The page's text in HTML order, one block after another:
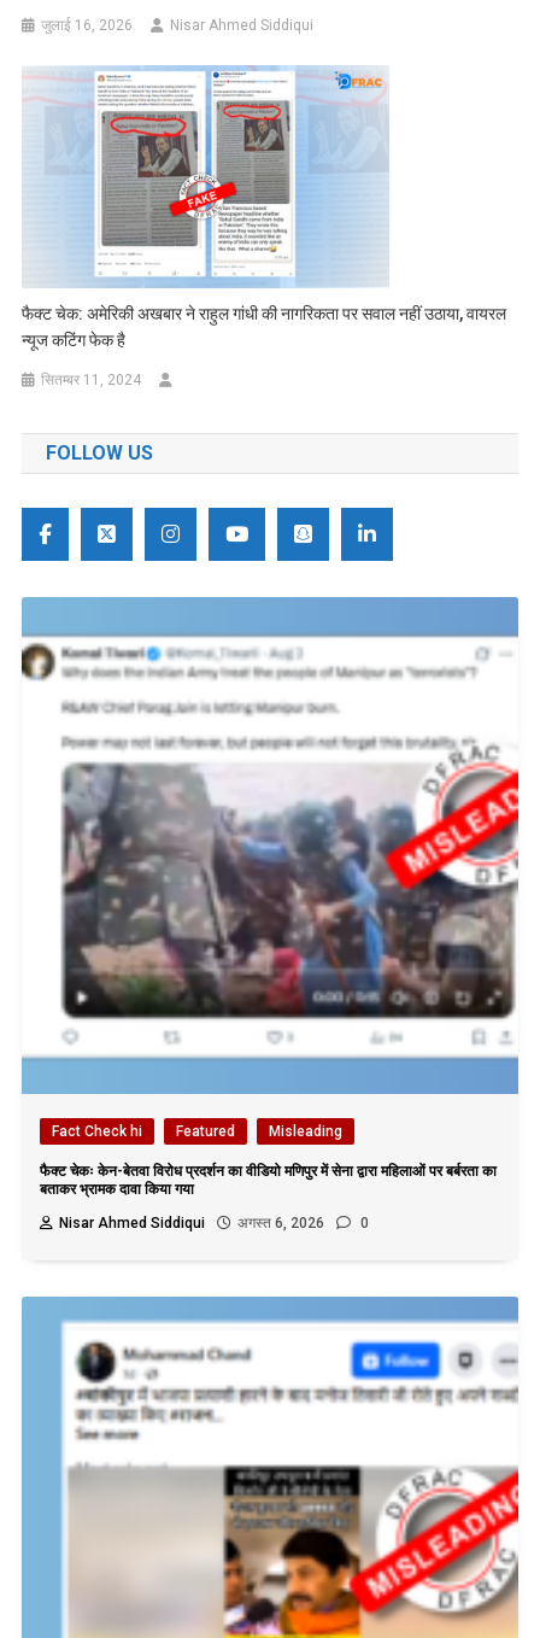
जुलाई 16, 2026 Nisar Ahmed Siddiqui
फैक्ट चेक: अमेरिकी अखबार ने राहुल गांधी की नागरिकता पर सवाल नहीं उठाया, वायरल
न्यूज कटिंग फेक है
सितम्बर 11, 2024
FOLLOW US
Fact Check hi Featured Misleading
फैक्ट चेकः केन-बेतवा विरोध प्रदर्शन का वीडियो मणिपुर में सेना द्वारा महिलाओं पर बर्बरता का
बताकर भ्रामक दावा किया गया
Nisar Ahmed Siddiqui
अगस्त 6, 2026 0